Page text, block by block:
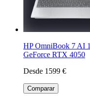
HP OmniBook 7 AI
GeForce RTX 4050
Desde 1599 €
Comparar